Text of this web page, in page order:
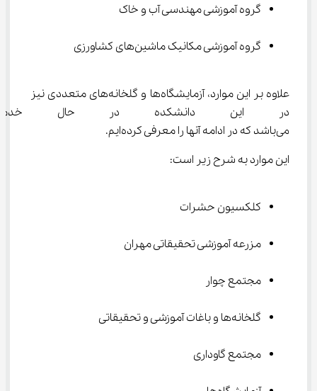
گروه آموزشی مهندسی آب و خاک
گروه آموزشی مکانیک ماشین‌های کشاورزی
علاوه بر این موارد، آزمایشگاه‌ها و گلخانه‌های متعددی نیز
در این دانشکده در حال خدمت
می‌باشد که در ادامه آنها را معرفی کرده‌ایم.
این موارد به شرح زیر است:
کلکسیون حشرات
مزرعه آموزشی تحقیقاتی مهران
مجتمع چوار
گلخانه‌ها و باغات آموزشی و تحقیقاتی
مجتمع گاوداری